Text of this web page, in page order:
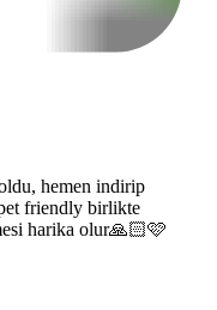
hemen indirip
friendly birlikte
harika olur🙏🏻🩷